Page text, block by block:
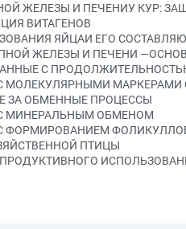
ЖЕЛЕЗЫ И ПЕЧЕНИУ КУР:
ВИТАГЕНОВ
ЯЙЦАИ ЕГО
ЖЕЛЕЗЫ И ПЕЧЕНИ
С
МОЛЕКУЛЯРНЫМИ МАРКЕРАМИ
ЗА ОБМЕННЫЕ ПРОЦЕССЫ
МИНЕРАЛЬНЫМ ОБМЕНОМ
ФОРМИРОВАНИЕМ
ПТИЦЫ